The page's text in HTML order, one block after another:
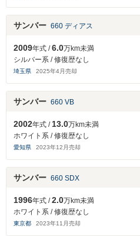
サンバー 660 ディアス
2009年式 /6.0万km未満
シルバー系 / 修復歴なし
埼玉県 2025年4月売却
サンバー 660 VB
2002年式 /13.0万km未満
ホワイト系 / 修復歴なし
愛知県 2023年12 月売却
サンバー 660 SDX
1996年式 /2.0万km未満
ホワイト系 / 修復歴なし
東京都 2023年11 月売却